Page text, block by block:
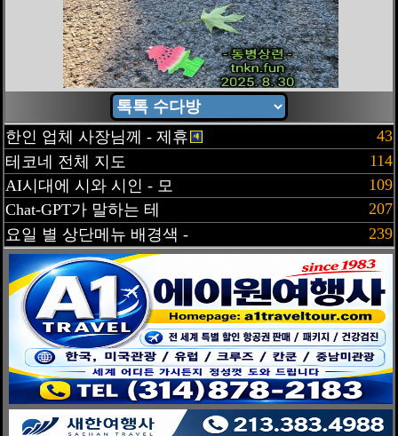
한인 업체 사장님께 - 제휴
43
테코네 전체 지도
114
AI시대에 시와 시인 - 모
109
Chat-GPT가 말하는 테
207
요일 별 상단메뉴 배경색 -
239